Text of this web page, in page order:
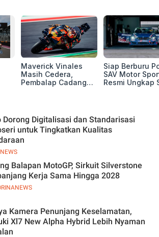
Maverick Vinales
Masih Cedera,
Pembalap Cadangan
Siap Berburu
SAV Motor
Resmi Ungkap
Dorong Digitalisasi dan Standarisasi
untuk Tingkatkan Kualitas
Balapan MotoGP, Sirkuit Silverstone
Kerja Sama Hingga 2028
Kamera Penunjang Keselamatan,
Xl7 New Alpha Hybrid Lebih Nyaman